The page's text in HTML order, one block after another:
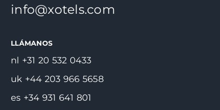
info@xotels.com
LLÁMANOS
nl +31 20 532 0433
uk +44 203 966 5658
es +34 931 641 801